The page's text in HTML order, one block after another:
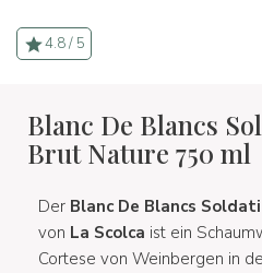
4.8 / 5
Blanc De Blancs
Brut Nature 750 ml
Der Blanc De Blancs
von La Scolca ist ein
Cortese von Weinbergen in